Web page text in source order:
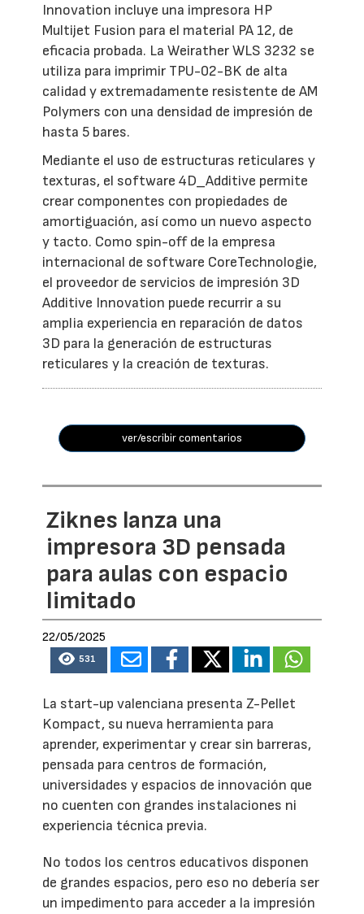
Innovation incluye una impresora HP
Multijet Fusion para el material PA 12, de
eficacia probada. La Weirather WLS 3232 se
utiliza para imprimir TPU-02-BK de alta
calidad y extremadamente resistente de AM
Polymers con una densidad de impresión de
hasta 5 bares.
Mediante el uso de estructuras reticulares y
texturas, el software 4D_Additive permite
crear componentes con propiedades de
amortiguación, así como un nuevo aspecto
y tacto. Como spin-off de la empresa
internacional de software CoreTechnologie,
el proveedor de servicios de impresión 3D
Additive Innovation puede recurrir a su
amplia experiencia en reparación de datos
3D para la generación de estructuras
reticulares y la creación de texturas.
ver/escribir comentarios
Ziknes lanza una
impresora 3D pensada
para aulas con espacio
limitado
22/05/2025
531
La start-up valenciana presenta Z-Pellet
Kompact, su nueva herramienta para
aprender, experimentar y crear sin barreras,
pensada para centros de formación,
universidades y espacios de innovación que
no cuenten con grandes instalaciones ni
experiencia técnica previa.
No todos los centros educativos disponen
de grandes espacios, pero eso no debería ser
un impedimento para acceder a la impresión